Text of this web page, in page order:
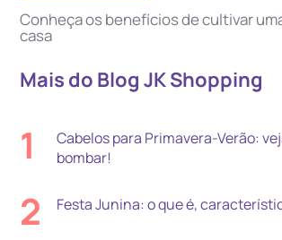
Conheça os benefícios de cultivar
casa
Mais do Blog JK Shopping
1
Cabelos para Primavera-Verão:
bombar!
2 Festa Junina: o que é,